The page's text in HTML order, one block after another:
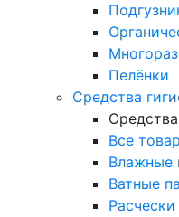
Пелёнки
Средства
Все
Влажные
Ватные